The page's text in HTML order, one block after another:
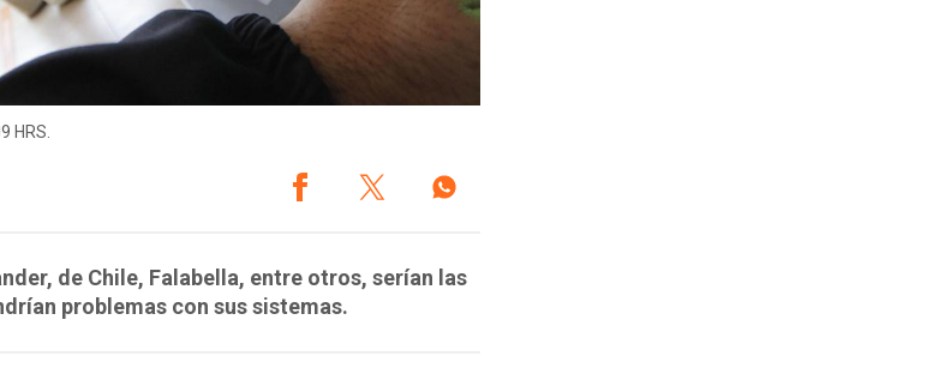
HRS.
de Chile, Falabella, entre otros, serían las
problemas con sus sistemas.